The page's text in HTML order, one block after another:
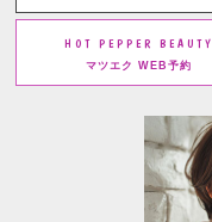
HOT PEPPER BEAUTY
マツエク WEB予約